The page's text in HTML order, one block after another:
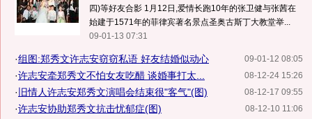
四)等好友合影 1月12日,爱情长跑10年的张卫健与张茜在
始建于1571年的菲律宾著名景点圣奥古斯丁大教堂举...
09-01-13 07:31
09-01-12 08:05
·组图:郑秀文许志安窃窃私语 好友结婚似动心
08-12-24 15:26
·许志安牵郑秀文不怕女友吃醋 谈婚事打太...
08-12-17 09:55
· 旧情人许志安郑秀文演唱会结束很"客气"(图)
08-12-10 11:06
·许志安协助郑秀文抗击忧郁症(图)